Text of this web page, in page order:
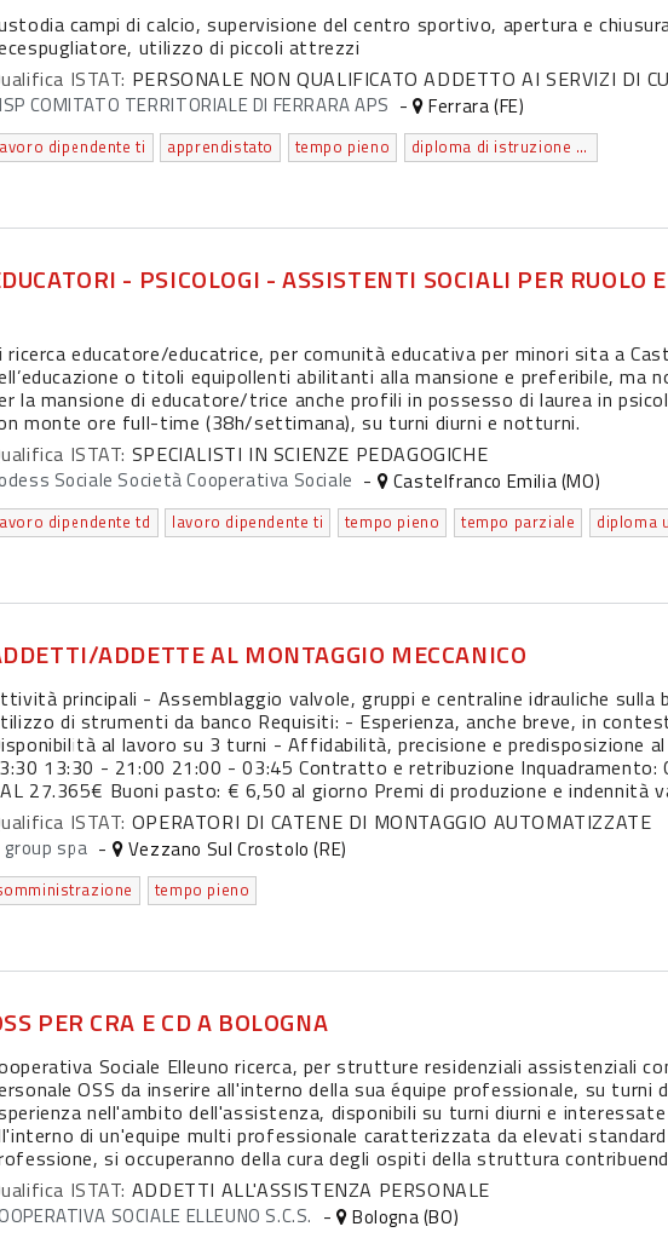
campi di calcio, supervisione del centro sportivo, apertura e
utilizzo di piccoli attrezzi
ISTAT: PERSONALE NON QUALIFICATO ADDETTO AI SERVIZI DI
COMITATO TERRITORIALE DI FERRARA APS - Ferrara (FE)
dipendente ti apprendistato tempo pieno diploma di istruzione secondaria superiore che permette l'accesso all'universita'
- PSICOLOGI - ASSISTENTI SOCIALI PER
ricerca educatore/educatrice, per comunità educativa per minori sita a
o titoli equipollenti abilitanti alla mansione e preferibile, ma
la mansione di educatore/trice anche profili in possesso di laurea in
monte ore full-time (38h/settimana), su turni diurni e notturni.
ISTAT: SPECIALISTI IN SCIENZE PEDAGOGICHE
Sociale Società Cooperativa Sociale - Castelfranco Emilia (MO)
dipendente td lavoro dipendente ti tempo pieno tempo parziale diploma
ADDETTE AL MONTAGGIO MECCANICO
principali - Assemblaggio valvole, gruppi e centraline idrauliche
di strumenti da banco Requisiti: - Esperienza, anche breve, in
al lavoro su 3 turni - Affidabilità, precisione e predisposizione
13:30 - 21:00 21:00 - 03:45 Contratto e retribuzione Inquadramento:
27.365€ Buoni pasto: € 6,50 al giorno Premi di produzione e indennità
ISTAT: OPERATORI DI CATENE DI MONTAGGIO AUTOMATIZZATE
group spa - Vezzano Sul Crostolo (RE)
tempo pieno
PER CRA E CD A BOLOGNA
Sociale Elleuno ricerca, per strutture residenziali assistenziali
OSS da inserire all'interno della sua équipe professionale, su
nell'ambito dell'assistenza, disponibili su turni diurni e
di un'equipe multi professionale caratterizzata da elevati
si occuperanno della cura degli ospiti della struttura
ISTAT: ADDETTI ALL'ASSISTENZA PERSONALE
SOCIALE ELLEUNO S.C.S. - Bologna (BO)